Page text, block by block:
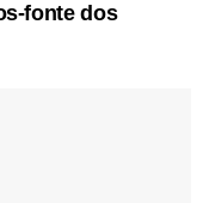
fonte dos